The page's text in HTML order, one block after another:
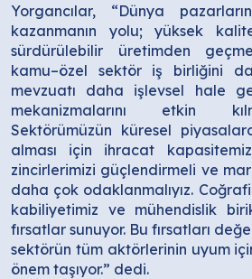
Yorgancılar, “Dünya
kazanmanın yolu; yüksek
sürdürülebilir üretimden
kamu–özel sektör iş birliğini
mevzuatı daha işlevsel hale
mekanizmalarını etkin
Sektörümüzün küresel
alması için ihracat
zincirlerimizi güçlendirmeli ve
daha çok odaklanmalıyız.
kabiliyetimiz ve mühendislik
fırsatlar sunuyor. Bu fırsatları
sektörün tüm aktörlerinin uyum
önem taşıyor.” dedi.